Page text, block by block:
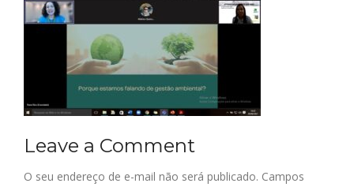
Leave a Comment
O seu endereço de e-mail não será publicado. Campos